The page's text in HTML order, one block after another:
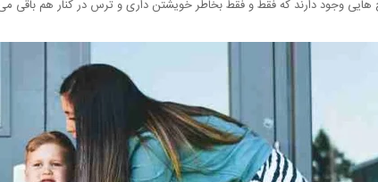
وجود دارند که فقط و فقط بخاطر خویشتن داری و ترس در کنار هم باقی می